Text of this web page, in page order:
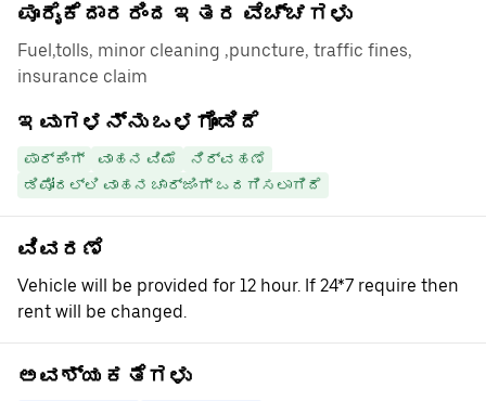
ಪೂರೈಕೆದಾರರಿಂದ ಇತರ ವೆಚ್ಚಗಳು
Fuel,tolls, minor cleaning ,puncture, traffic fines,
insurance claim
ಇವುಗಳನ್ನು ಒಳಗೊಂಡಿದೆ
ಪಾರ್ಕಿಂಗ್ ವಾಹನ ವಿಮೆ
ನಿರ್ವಹಣೆ
ಡಿಪೋದಲ್ಲಿ ವಾಹನ ಚಾರ್ಜಿಂಗ್ ಒದಗಿಸಲಾಗಿದೆ
ವಿವರಣೆ
Vehicle will be provided for 12 hour. If 24*7 require then
rent will be changed.
ಅವಶ್ಯಕತೆಗಳು